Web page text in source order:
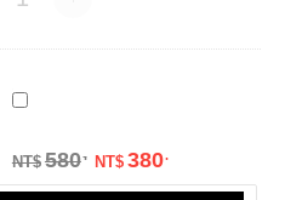
衣
短
袖
NT$ 580. 原始價格：
NT$ 380.目前價格